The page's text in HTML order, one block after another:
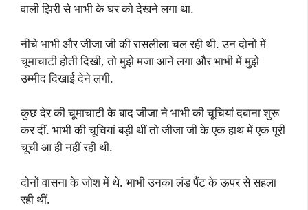
वाली झिरी से भाभी के घर को देखने लगा था.
नीचे भाभी और जीजा जी की रासलीला चल रही थी. उन दोनों में
चूमाचाटी होती दिखी, तो मुझे मजा आने लगा और भाभी में मुझे
उम्मीद दिखाई देने लगी.
कुछ देर की चूमाचाटी के बाद जीजा ने भाभी की चूचियां दबाना शुरू
कर दीं. भाभी की चूचियां बड़ी थीं तो जीजा जी के एक हाथ में एक पूरी
चूची आ ही नहीं रही थी.
दोनों वासना के जोश में थे. भाभी उनका लंड पैंट के ऊपर से सहला
रही थीं.